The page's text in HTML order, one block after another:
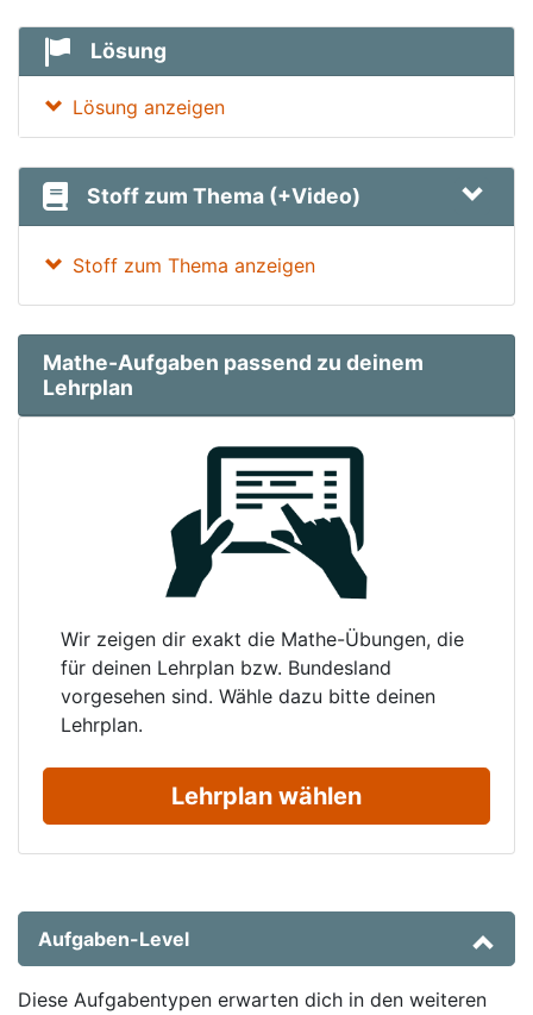
Lösung
Lösung anzeigen
Stoff zum Thema (+Video)
Stoff zum Thema anzeigen
Mathe-Aufgaben passend zu deinem
Lehrplan
Wir zeigen dir exakt die Mathe-Übungen, die
für deinen Lehrplan bzw. Bundesland
vorgesehen sind. Wähle dazu bitte deinen
Lehrplan.
Lehrplan wählen
Aufgaben-Level
Diese Aufgabentypen erwarten dich in den weiteren